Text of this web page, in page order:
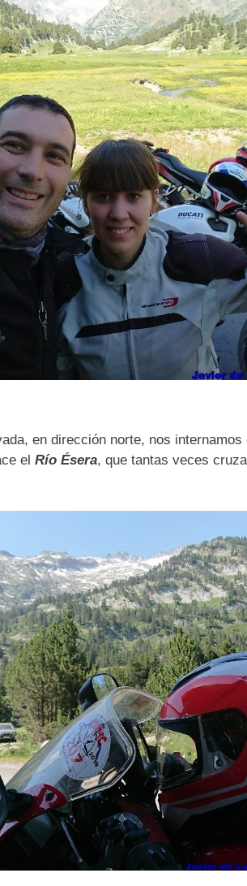
en dirección norte, nos internamos
el Río Ésera, que tantas veces